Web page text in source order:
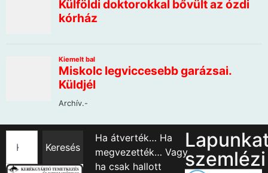
Keresés
Ha átverték… Ha
megvezették… Vagy
ha csak hallott
szemlézi